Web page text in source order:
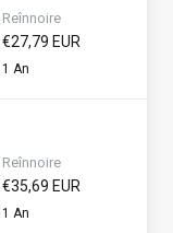
Reînnoire
€27,79 EUR
1 An
Reînnoire
€35,69 EUR
1 An